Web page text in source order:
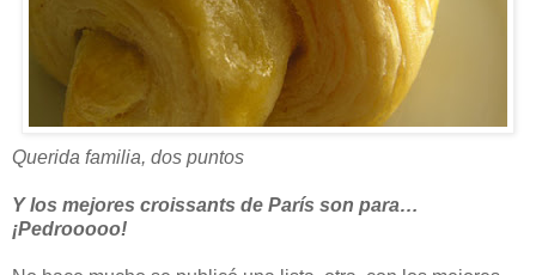
Querida familia, dos puntos
Y los mejores croissants de París son para…
¡Pedrooooo!